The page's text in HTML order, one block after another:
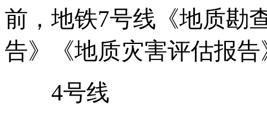
前，地铁7号线《地质勘
告》《地质灾害评估报
4号线